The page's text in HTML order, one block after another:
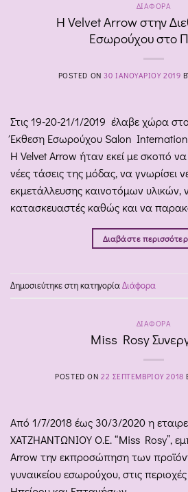
ΔΙΆΦΟΡΑ
Η Velvet Arrow στην
Εσωρούχου στο
POSTED ON30 ΙΑΝΟΥΑΡΊΟΥ 2019
Στις 19-20-21/1/2019 έλαβε χώρα
Έκθεση Εσωρούχου Salon
Η Velvet Arrow ήταν εκεί με σκοπό να
νέες τάσεις της μόδας, να γνωρίσει
εκμετάλλευσης καινοτόμων υλικών,
κατασκευαστές καθώς και να
Διαβάστε
Δημοσιεύτηκε στη κατηγορίαΔιάφορα
ΔΙΆΦΟΡΑ
Miss Rosy
POSTED ON 22 ΣΕΠΤΕΜΒΡΊΟΥ 2018
Από 1/7/2018 έως 30/3/2020 η
ΧΑΤΖΗΑΝΤΩΝΙΟΥ Ο.Ε. “Miss Rosy”,
Arrow την εκπροσώπηση των
γυναικείου εσωρούχου, στις